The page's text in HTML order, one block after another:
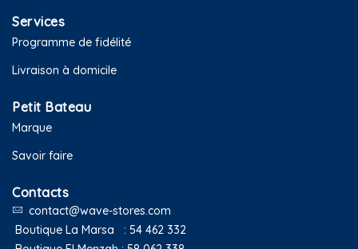
Services
Programme de fidélité
Livraison à domicile
Petit Bateau
Marque
Savoir faire
Contacts
contact@wave-stores.com
Boutique La Marsa : 54 462 332